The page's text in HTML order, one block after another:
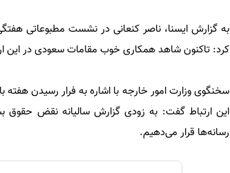
به گزارش ایسنا، ناصر کنعانی در نشست مطبوعاتی
کرد: تاکنون شاهد همکاری خوب مقامات سعودی در این
سخنگوی وزارت امور خارجه با اشاره به فرار رسیدن هفته
این ارتباط گفت: به زودی گزارش سالیانه نقض حقوق
رسانه‌ها قرار می‌دهیم.